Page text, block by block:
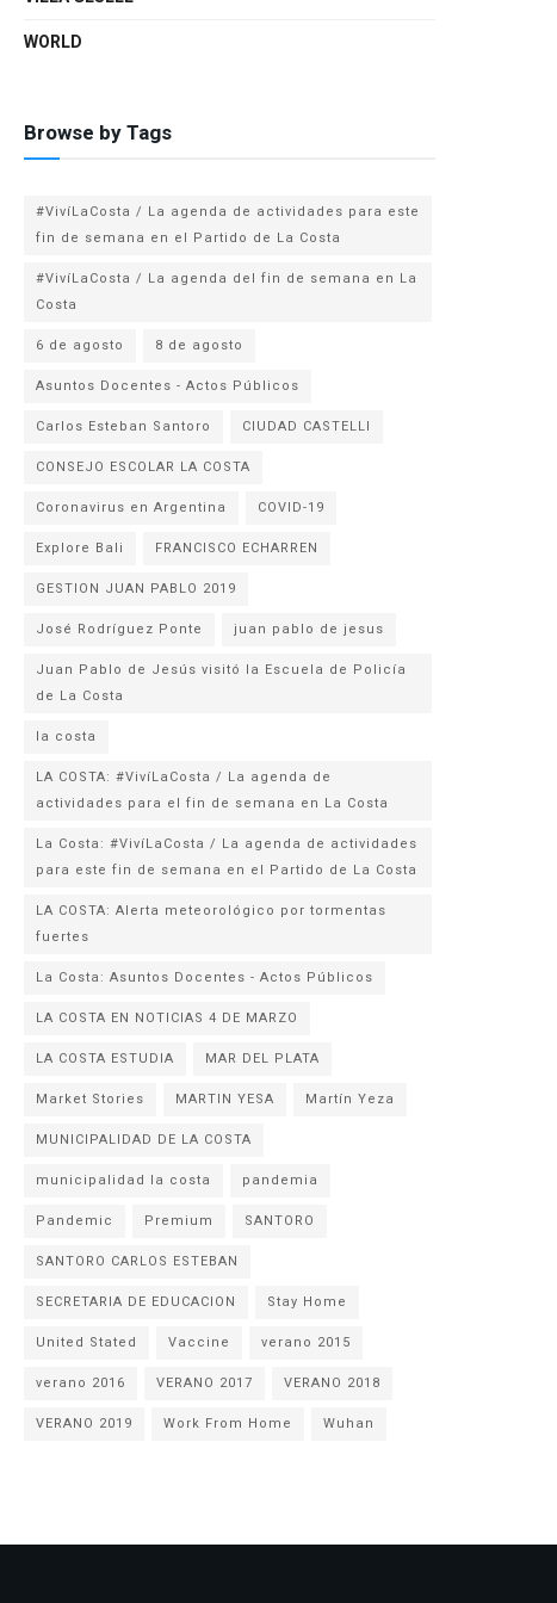
WORLD
Browse by Tags
#VivíLaCosta / La agenda de actividades para este
fin de semana en el Partido de La Costa
#VivíLaCosta / La agenda del fin de semana en La
Costa
6 de agosto
8 de agosto
Asuntos Docentes - Actos Públicos
Carlos Esteban Santoro
CIUDAD CASTELLI
CONSEJO ESCOLAR LA COSTA
Coronavirus en Argentina
COVID-19
Explore Bali
FRANCISCO ECHARREN
GESTION JUAN PABLO 2019
José Rodríguez Ponte
juan pablo de jesus
Juan Pablo de Jesús visitó la Escuela de Policía
la costa
LA COSTA: #VivíLaCosta / La agenda de
actividades para el fin de semana en La Costa
La Costa: #VivíLaCosta / La agenda de actividades
para este fin de semana en el Partido de La Costa
LA COSTA: Alerta meteorológico por tormentas
fuertes
La Costa: Asuntos Docentes - Actos Públicos
LA COSTA EN NOTICIAS 4 DE MARZO
LA COSTA ESTUDIA
MAR DEL PLATA
Market Stories
MARTIN YESA
Martín Yeza
MUNICIPALIDAD DE LA COSTA
municipalidad la costa
pandemia
Pandemic
Premium
SANTORO
SANTORO CARLOS ESTEBAN
SECRETARIA DE EDUCACION
Stay Home
United Stated
Vaccine
verano 2015
verano 2016
VERANO 2017
VERANO 2018
VERANO 2019
Work From Home Wuhan